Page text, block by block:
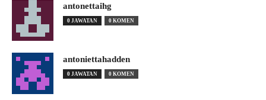
antonettaihg
0 JAWATAN 0 KOMEN
antoniettahadden
0 JAWATAN 0 KOMEN